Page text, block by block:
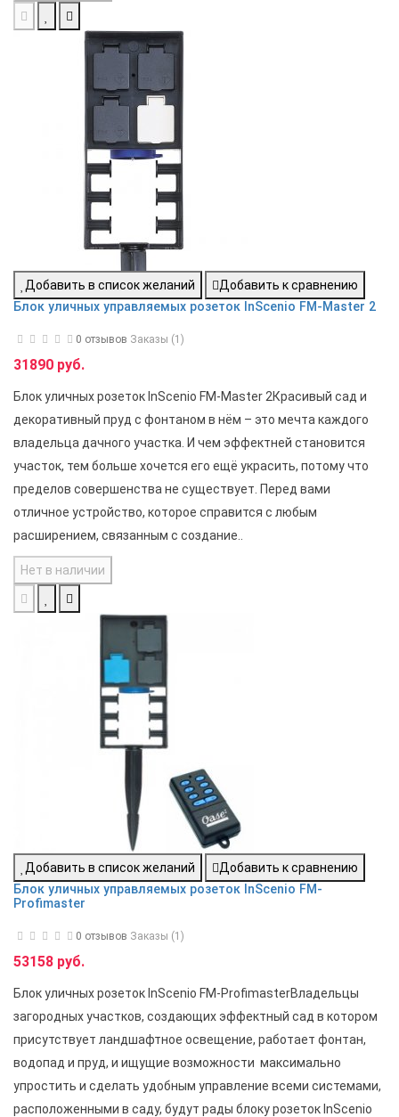
Добавить в список желаний
Добавить к сравнению
Блок уличных управляемых розеток InScenio FM-Master 2
0 отзывов Заказы (1)
31890 руб.
Блок уличных розеток InScenio FM-Master 2Красивый сад и
декоративный пруд с фонтаном в нём – это мечта каждого
владельца дачного участка. И чем эффектней становится
участок, тем больше хочется его ещё украсить, потому что
пределов совершенства не существует. Перед вами
отличное устройство, которое справится с любым
расширением, связанным с создание..
Нет в наличии
Добавить в список желаний
Добавить к сравнению
Блок уличных управляемых розеток InScenio FM-
Profimaster
0 отзывов Заказы (1)
53158 руб.
Блок уличных розеток InScenio FM-ProfimasterВладельцы
загородных участков, создающих эффектный сад в котором
присутствует ландшафтное освещение, работает фонтан,
водопад и пруд, и ищущие возможности максимально
упростить и сделать удобным управление всеми системами,
расположенными в саду, будут рады блоку розеток InScenio